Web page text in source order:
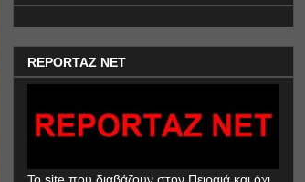
REPORTAZ NET
To site που διαβάζουν στον Πειραιά και όχι